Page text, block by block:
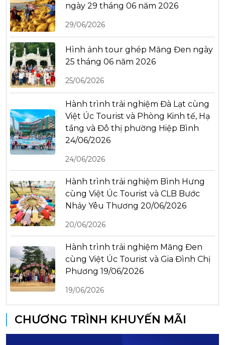
ngày 29 tháng 06 năm 2026
29/06/2026
Hình ảnh tour ghép Măng Đen ngày
25 tháng 06 năm 2026
25/06/2026
Hành trình trải nghiệm Đà Lạt cùng
Việt Úc Tourist và Phòng Kinh tế, Hạ
tầng và Đô thị phường Hiệp Bình
24/06/2026
24/06/2026
Hành trình trải nghiệm Bình Hưng
cùng Việt Úc Tourist và CLB Bước
Nhảy Yêu Thương 20/06/2026
20/06/2026
Hành trình trải nghiệm Măng Đen
cùng Việt Úc Tourist và Gia Đình Chị
Phương 19/06/2026
19/06/2026
CHƯƠNG TRÌNH KHUYẾN MÃI